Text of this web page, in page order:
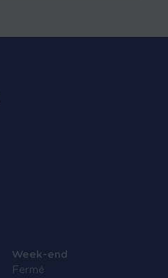
Week-end
Fermé